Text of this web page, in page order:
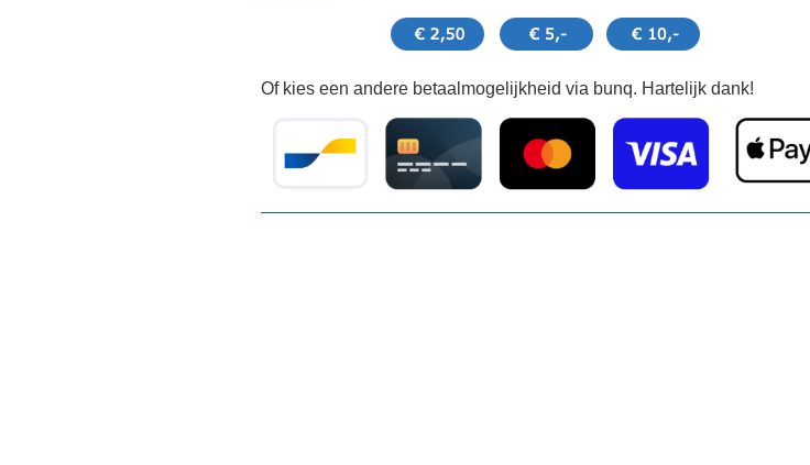
Of kies een andere betaalmogelijkheid via bunq. Hartelijk dank!